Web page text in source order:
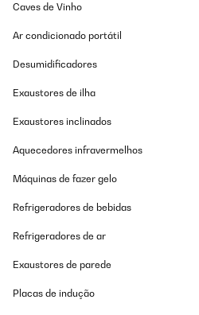
Caves de Vinho
Ar condicionado portátil
Desumidificadores
Exaustores de ilha
Exaustores inclinados
Aquecedores infravermelhos
Máquinas de fazer gelo
Refrigeradores de bebidas
Refrigeradores de ar
Exaustores de parede
Placas de indução